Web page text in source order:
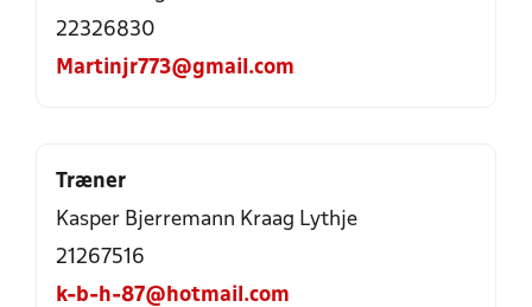
22326830
Martinjr773@gmail.com
Træner
Kasper Bjerremann Kraag Lythje
21267516
k-b-h-87@hotmail.com